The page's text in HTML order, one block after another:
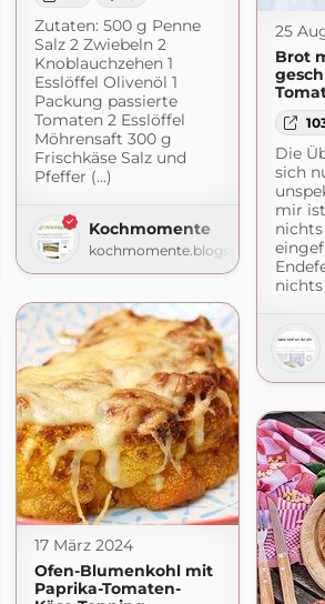
25
Brot
Die
sich
mir
nichts
nichts
Zutaten: 500 g Penne
Salz 2 Zwiebeln 2
Knoblauchzehen 1
Esslöffel Olivenöl 1
Packung passierte
Tomaten 2 Esslöffel
Möhrensaft 300 g
Frischkäse Salz und
Pfeffer (...)
Kochmomente
kochmomente.blogspot.com
17 März 2024
Ofen-Blumenkohl mit
Paprika-Tomaten-